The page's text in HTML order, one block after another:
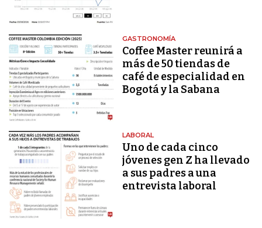
GASTRONOMÍA
Coffee Master reunirá a
más de 50 tiendas de
café de especialidad en
Bogotá y la Sabana
LABORAL
Uno de cada cinco
jóvenes gen Z ha llevado
a sus padres a una
entrevista laboral